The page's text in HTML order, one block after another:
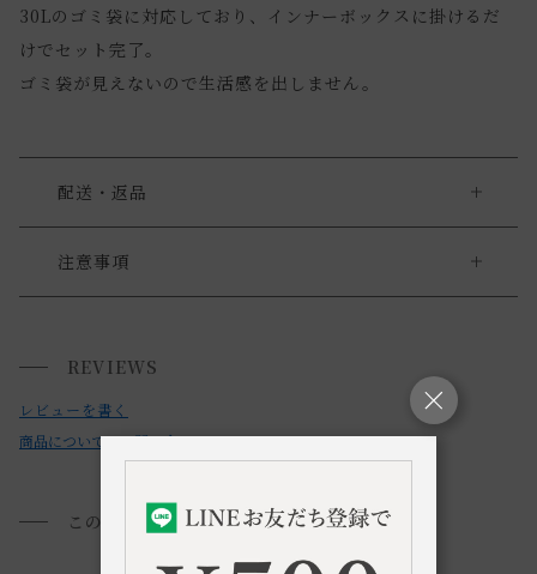
30Lのゴミ袋に対応しており、インナーボックスに掛けるだ
けでセット完了。
ゴミ袋が見えないので生活感を出しません。
配送・返品
送料について
小型商品は、11,000円(税込)以上のお買い上げで
送料無料!
注意事項
ください。
REVIEWS
レビューを書く
商品についてのお問い合わせ
このアイテムを見た方におすすめ